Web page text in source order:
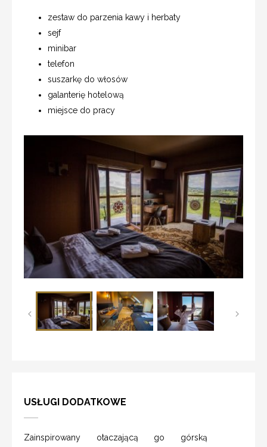
zestaw do parzenia kawy i herbaty
sejf
minibar
telefon
suszarkę do włosów
galanterię hotelową
miejsce do pracy
USŁUGI DODATKOWE
Zainspirowany otaczającą go górską